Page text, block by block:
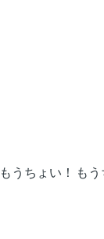
もうちょい！ もう